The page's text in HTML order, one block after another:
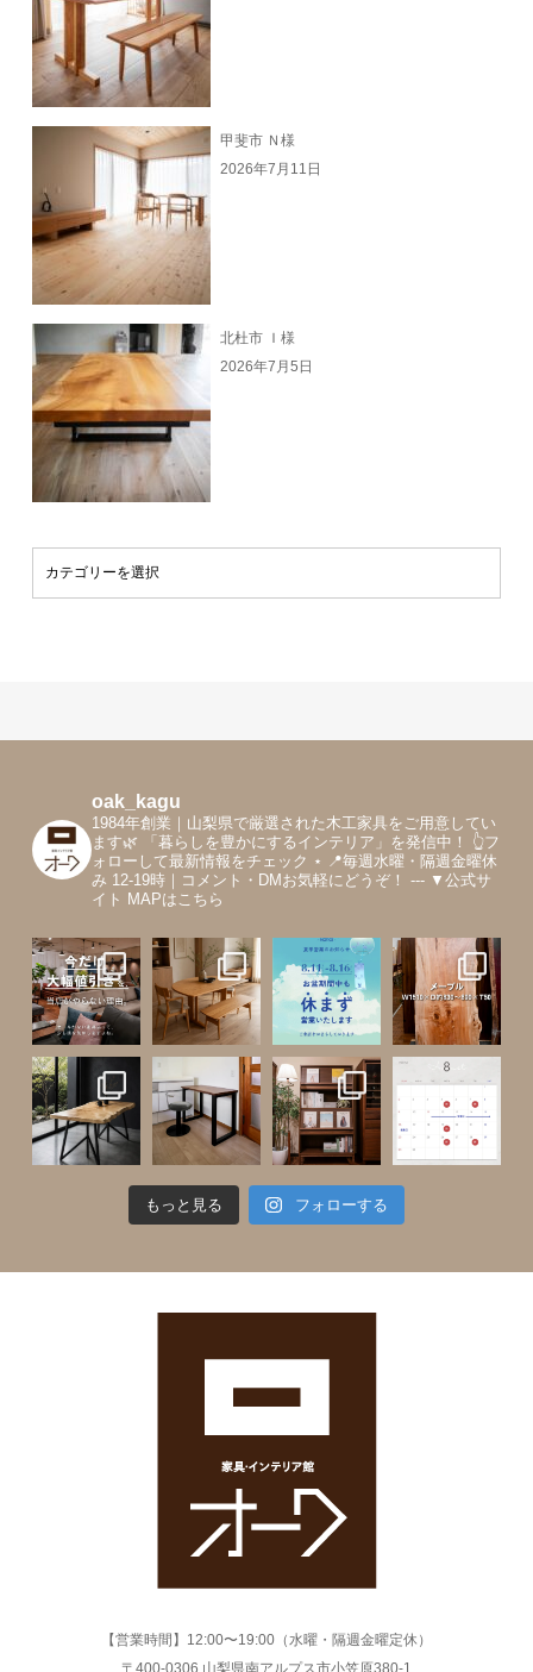
甲斐市 Ｎ様
2026年7月11日
北杜市 Ｉ様
2026年7月5日
oak_kagu
1984年創業｜山梨県で厳選された木工家具をご用意してい
ます🌿 「暮らしを豊かにするインテリア」を発信中！
👆フ
ォローして最新情報をチェック ⋆ 📍毎週水曜・隔週金曜休
み 12-19時｜コメント・DMお気軽にどうぞ！
--- ▼公式サ
イト MAPはこちら
もっと見る フォローする
【営業時間】12:00〜19:00（水曜・隔週金曜定休）
〒400-0306 山梨県南アルプス市小笠原380-1